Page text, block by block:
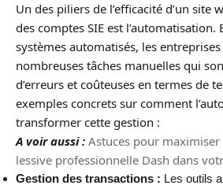
Un des piliers de l’efficacité d’un site
des comptes SIE est l’automatisation.
systèmes automatisés, les
nombreuses tâches manuelles qui
d’erreurs et coûteuses en termes de
exemples concrets sur comment
transformer cette gestion :
A voir aussi : Astuces pour
lessive professionnelle Dash dans
Gestion des transactions : Les outils